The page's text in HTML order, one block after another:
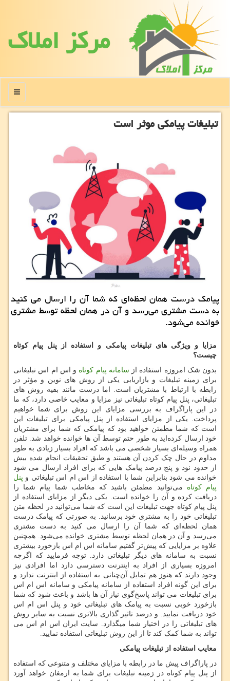
مركز املاك
منو
تبلیغات پیامكی موثر است
پیامك درست همان لحظه‌ای كه شما آن را ارسال می كنید
به دست مشتری می‌رسد و آن در همان لحظه توسط مشتری
خوانده می‌شود.
مزایا و ویژگی های تبلیغات پیامکی و استفاده از پنل پیام کوتاه
چیست؟
بدون شک امروزه استفاده از سامانه پیام کوتاه و اس ‌ام ‌اس تبلیغاتی
برای زمینه تبلیغات و بازاریابی یکی از روش ‌های نوین و مؤثر در
رابطه با ارتباط با مشتریان است. اما درست مانند بقیه روش های
تبلیغاتی، پنل پیام کوتاه تبلیغاتی نیز مزایا و معایب خاصی دارد، که ما
در این پاراگراف به بررسی مزایای این روش برای شما خواهیم
پرداخت. یکی از مزایای استفاده از پنل پیامکی برای تبلیغات این
است که شما مطمئن خواهید بود که پیامکی که شما برای مشتریان
خود ارسال کرده‌اید به‌ طور حتم توسط آن ‌ها خوانده خواهد شد. تلفن
همراه وسیله‌ای بسیار شخصی می باشد که افراد بسیار زیادی به طور
مداوم در حال چک کردن آن هستند و طبق تحقیقات انجام‌ شده بیش
از حدود نود و پنج درصد پیامک‌ هایی که برای افراد ارسال می شود
خوانده می شود بنابراین شما با استفاده از اس ام اس تبلیغاتی و پنل
پیام کوتاه می‌توانید مطمئن باشید که مخاطب شما پیام شما را
دریافت کرده و آن را خوانده است. یکی دیگر از مزایای استفاده از
پنل پیام کوتاه جهت تبلیغات این است که شما می‌توانید در لحظه متن
تبلیغاتی خود را به مشتری خود برسانید. به صورتی که پیامک درست
همان لحظه‌ای که شما آن را ارسال می کنید به دست مشتری
می‌رسد و آن در همان لحظه توسط مشتری خوانده می‌شود. همچنین
علاوه بر مزایایی که پیش‌تر گفتیم سامانه اس ام اس بازخورد بیشتری
نسبت به سامانه ‌های دیگر تبلیغاتی دارد. توجه فرمایید که اگرچه
امروزه بسیاری از افراد به اینترنت دسترسی دارد اما افرادی نیز
وجود دارند که هنوز هم تمایل آن‌چنانی به استفاده از اینترنت ندارد و
برای این‌ گونه افراد استفاده از سامانه پیامکی و سامانه اس ام اس
برای تبلیغات می تواند پاسخ‌گوی نیاز آن ‌ها باشد و باعث شود که شما
بازخورد خوبی نسبت به پیامک‌ های تبلیغاتی خود و پنل اس ام اس
خود دریافت نمایید. و درصد تاثیر گذاری بالاتری نسبت به سایر روش
های تبلیغاتی را در اختیار شما میگذارد. سایت ایران اس ام اس می
تواند به شما کمک کند تا از این روش تبلیغاتی استفاده نمایید.
معایب استفاده از تبلیغات پیامکی
در پاراگراف پیش ما در رابطه با مزایای مختلف و متنوعی که استفاده
از پنل پیام کوتاه در زمینه تبلیغات برای شما به ارمغان خواهد ‌آورد